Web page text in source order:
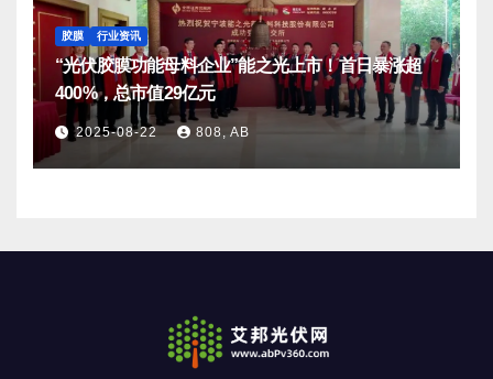
胶膜 行业资讯
“光伏胶膜功能母料企业”能之光上市！首日暴涨超
400%，总市值29亿元
2025-08-22 808, AB